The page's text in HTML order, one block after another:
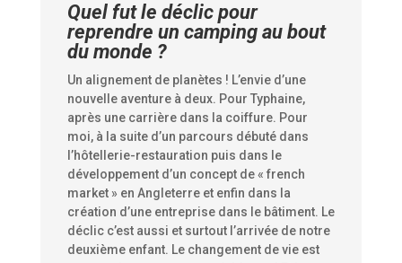
Quel fut le déclic pour
reprendre un camping au bout
du monde ?
Un alignement de planètes ! L’envie d’une
nouvelle aventure à deux. Pour Typhaine,
après une carrière dans la coiffure. Pour
moi, à la suite d’un parcours débuté dans
l’hôtellerie-restauration puis dans le
développement d’un concept de « french
market » en Angleterre et enfin dans la
création d’une entreprise dans le bâtiment. Le
déclic c’est aussi et surtout l’arrivée de notre
deuxième enfant. Le changement de vie est